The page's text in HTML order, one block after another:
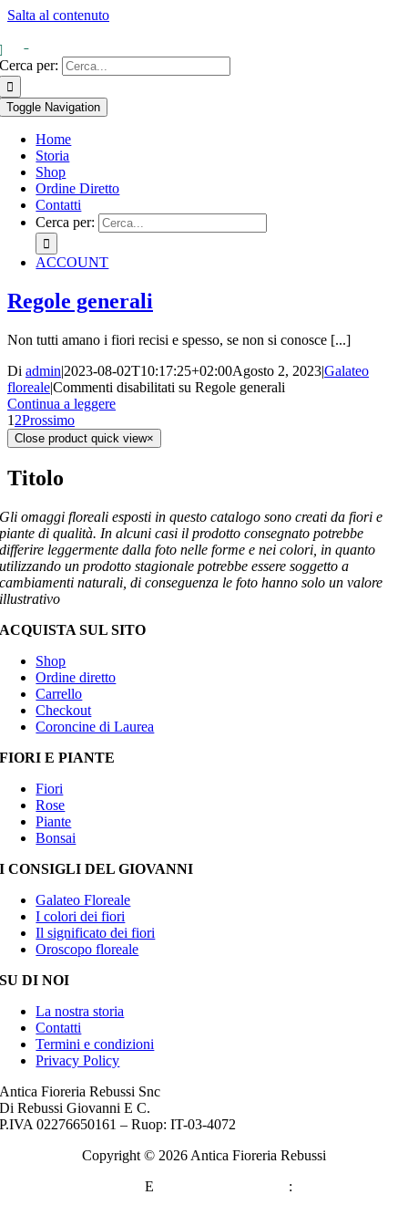
Salta al contenuto
Cerca per:
Toggle Navigation
Home
Storia
Shop
Ordine Diretto
Contatti
Cerca per:
ACCOUNT
Regole generali
Non tutti amano i fiori recisi e spesso, se non si conosce [...]
Di admin|2023-08-02T10:17:25+02:00Agosto 2, 2023|Galateo
floreale|Commenti disabilitati su Regole generali
Continua a leggere
1 2Prossimo
Close product quick view×
Titolo
Gli omaggi floreali esposti in questo catalogo sono creati da fiori e
piante di qualità. In alcuni casi il prodotto consegnato potrebbe
differire leggermente dalla foto nelle forme e nei colori, in quanto
utilizzando un prodotto stagionale potrebbe essere soggetto a
cambiamenti naturali, di conseguenza le foto hanno solo un valore
illustrativo
ACQUISTA SUL SITO
Shop
Ordine diretto
Carrello
Checkout
Coroncine di Laurea
FIORI E PIANTE
Fiori
Rose
Piante
Bonsai
I CONSIGLI DEL GIOVANNI
Galateo Floreale
I colori dei fiori
Il significato dei fiori
Oroscopo floreale
SU DI NOI
La nostra storia
Contatti
Termini e condizioni
Privacy Policy
Antica Fioreria Rebussi Snc
Di Rebussi Giovanni E C.
P.IVA 02276650161 – Ruop: IT-03-4072
Copyright © 2026 Antica Fioreria Rebussi
E :